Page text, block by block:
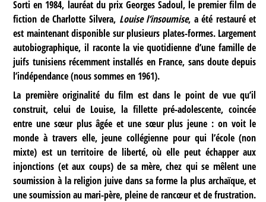
Sorti en 1984, lauréat du prix Georges Sadoul, le premier film de
fiction de Charlotte Silvera, Louise l’insoumise, a été restauré et
est maintenant disponible sur plusieurs plates-formes. Largement
autobiographique, il raconte la vie quotidienne d’une famille de
juifs tunisiens récemment installés en France, sans doute depuis
l’indépendance (nous sommes en 1961).
La première originalité du film est dans le point de vue qu’il
construit, celui de Louise, la fillette pré-adolescente, coincée
entre une sœur plus âgée et une sœur plus jeune : on voit le
monde à travers elle, jeune collégienne pour qui l’école (non
mixte) est un territoire de liberté, où elle peut échapper aux
injonctions (et aux coups) de sa mère, chez qui se mêlent une
soumission à la religion juive dans sa forme la plus archaïque, et
une soumission au mari-père, pleine de rancœur et de frustration.